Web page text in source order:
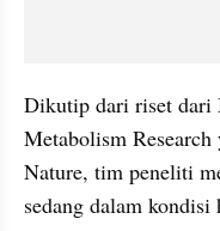
Dikutip dari riset dari
Metabolism
Nature, tim peneliti
sedang dalam kondisi